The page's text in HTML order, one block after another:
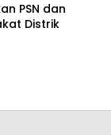
PSN dan
Distrik